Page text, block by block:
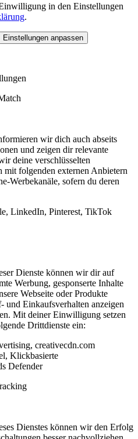
in den Einstellungen
.
Einstellungen anpassen
wir dich auch abseits
und zeigen dir relevante
deine verschlüsselten
mit folgenden externen Anbietern
Werbekanäle, sofern du deren
LinkedIn, Pinterest, TikTok
Dienste können wir dir auf
Werbung, gesponserte Inhalte
Webseite oder Produkte
und Einkaufsverhalten anzeigen
Mit deiner Einwilligung setzen
Drittdienste ein:
creativecdn.com
Klickbasierte
Defender
Dienstes können wir den Erfolg